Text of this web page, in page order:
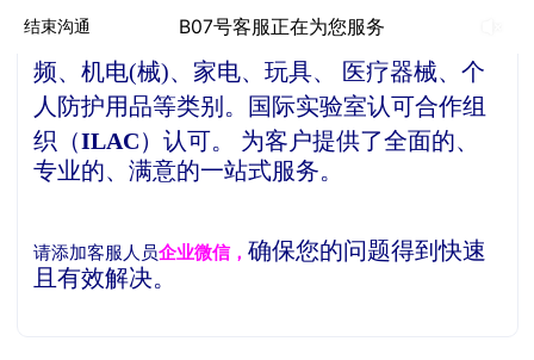
结束沟通 B07号客服正在为您服务
司产品检测服务项目涵盖了信息技术、音视
频、机电(械)、家电、玩具、 医疗器械、个
人防护用品等类别。
国际实验室认可合作组
织（ILAC）认可。
为客户提供了全面的、
专业的、满意的一站式服务。
请添加客服人员企业微信，确保您的问题得到快速
且有效解决。